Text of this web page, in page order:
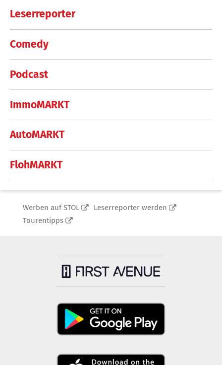
Leserreporter
Comedy
Podcast
ImmoMARKT
AutoMARKT
FlohMARKT
Werben auf STOL
Leserreporter werden
Tourentipps